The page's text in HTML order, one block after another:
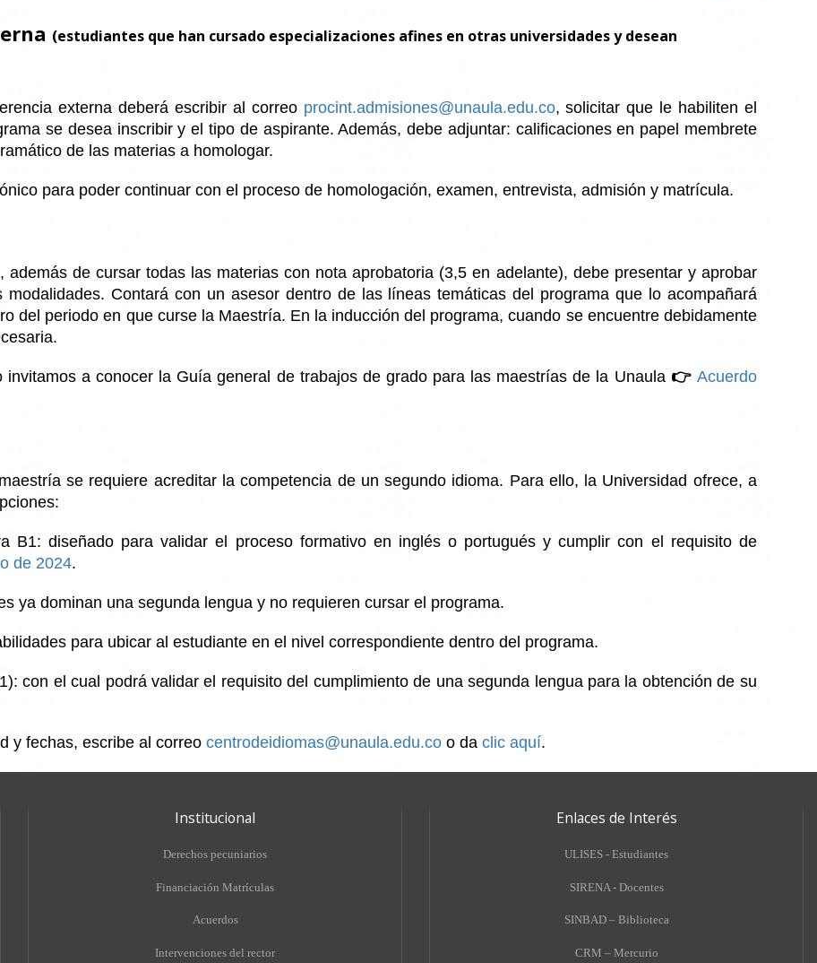
(estudiantes que han cursado especializaciones afines en otras universidades y desean
externa deberá escribir al correo procint.admisiones@unaula.edu.co, solicitar que le habiliten el
se desea inscribir y el tipo de aspirante. Además, debe adjuntar: calificaciones en papel membrete
de las materias a homologar.
para poder continuar con el proceso de homologación, examen, entrevista, admisión y matrícula.
de cursar todas las materias con nota aprobatoria (3,5 en adelante), debe presentar y aprobar
Contará con un asesor dentro de las líneas temáticas del programa que lo acompañará
del periodo en que curse la Maestría. En la inducción del programa, cuando se encuentre debidamente
a conocer la Guía general de trabajos de grado para las maestrías de la Unaula 👉 Acuerdo
se requiere acreditar la competencia de un segundo idioma. Para ello, la Universidad ofrece, a
B1: diseñado para validar el proceso formativo en inglés o portugués y cumplir con el requisito de
de 2024.
ya dominan una segunda lengua y no requieren cursar el programa.
para ubicar al estudiante en el nivel correspondiente dentro del programa.
con el cual podrá validar el requisito del cumplimiento de una segunda lengua para la obtención de su
y fechas, escribe al correocentrodeidiomas@unaula.edu.co o daclic aquí.
Institucional
Derechos pecuniarios
Financiación Matrículas
Acuerdos
Intervenciones del rector
Enlaces de Interés
ULISES - Estudiantes
SIRENA - Docentes
SINBAD – Biblioteca
CRM – Mercurio